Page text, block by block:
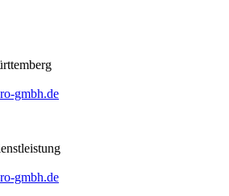
gmbh.de
gmbh.de